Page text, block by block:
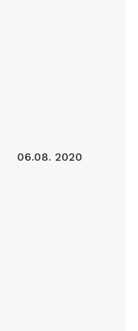
06.08. 2020